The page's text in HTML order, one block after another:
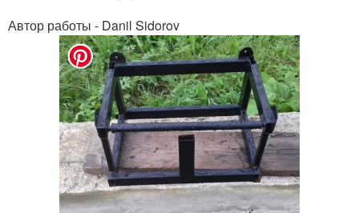
Автор работы - Danil Sidorov